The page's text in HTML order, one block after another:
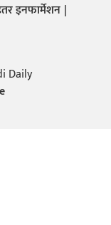
इनफार्मेशन
Daily